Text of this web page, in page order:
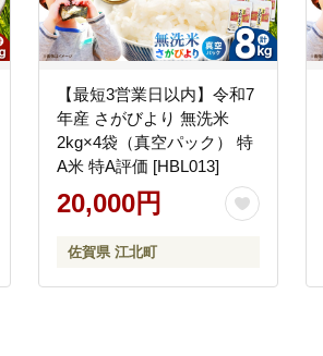
【最短3営業日以内】令和7
年産 さがびより 無洗米
2kg×4袋（真空パック） 特
A米 特A評価 [HBL013]
20,000円
佐賀県 江北町